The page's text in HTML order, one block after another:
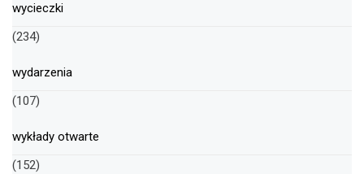
wycieczki
(234)
wydarzenia
(107)
wykłady otwarte
(152)